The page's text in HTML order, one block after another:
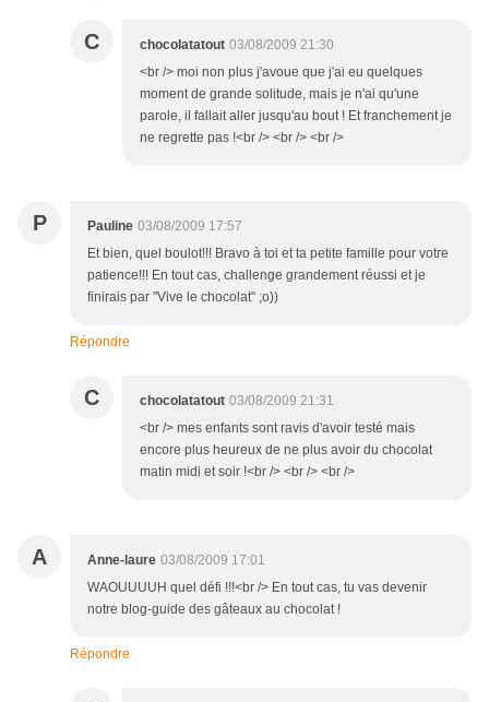
C chocolatatout 03/08/2009 21:30
<br /> moi non plus j'avoue que j'ai eu quelques
moment de grande solitude, mais je n'ai qu'une
parole, il fallait aller jusqu'au bout ! Et franchement je
ne regrette pas !<br /> <br /> <br />
P Pauline 03/08/2009 17:57
Et bien, quel boulot!!! Bravo à toi et ta petite famille pour votre
patience!!! En tout cas, challenge grandement réussi et je
finirais par "Vive le chocolat" ;o))
Répondre
C chocolatatout 03/08/2009 21:31
<br /> mes enfants sont ravis d'avoir testé mais
encore plus heureux de ne plus avoir du chocolat
matin midi et soir !<br /> <br /> <br />
A Anne-laure 03/08/2009 17:01
WAOUUUUH quel défi !!!<br /> En tout cas, tu vas devenir
notre blog-guide des gâteaux au chocolat !
Répondre